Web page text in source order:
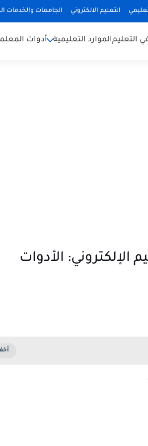
التعليم الالكتروني الجامعات والخدمات
التعليمالموارد التعليمية أدوات
الإلكتروني: الأدوات